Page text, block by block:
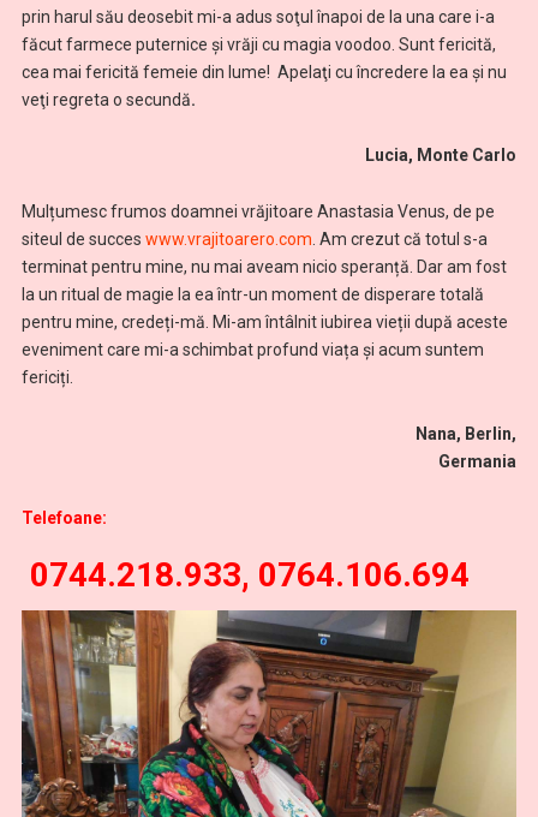
prin harul său deosebit mi-a adus soţul înapoi de la una care i-a
făcut farmece puternice și vrăji cu magia voodoo. Sunt fericită,
cea mai fericită femeie din lume! Apelaţi cu încredere la ea şi nu
veţi regreta o secundă.
Lucia, Monte Carlo
Mulțumesc frumos doamnei vrăjitoare Anastasia Venus, de pe
siteul de succes www.vrajitoarero.com . Am crezut că totul s-a
terminat pentru mine, nu mai aveam nicio speranță. Dar am fost
la un ritual de magie la ea într-un moment de disperare totală
pentru mine, credeți-mă. Mi-am întâlnit iubirea vieții după aceste
eveniment care mi-a schimbat profund viața și acum suntem
fericiți.
Nana, Berlin,
Germania
Telefoane:
0744.218.933, 0764.106.694